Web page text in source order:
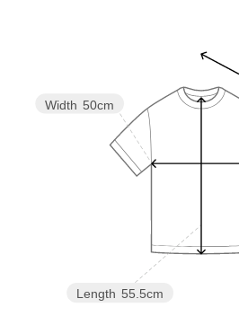
透け感：オフホワイトのみややあり
伸縮：ややあり
ケア方法：手洗い可
場合は、使用前に必ずご確認ください。
※商品画像は、光の当たり具合やパソ
り、実際の色味と異なって見える場合
ご了承ください。
Length 55.5cm
Width 50cm